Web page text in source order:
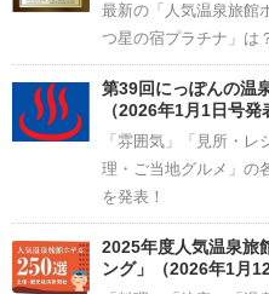
最新の「人気温泉旅館
つ星の宿プラチナ」は
第39回にっぽんの温
（2026年1月1日号発
「雰囲気」「見所・
理・ご当地グルメ」の
を発表！
2025年度人気温泉旅
ング」（2026年1月